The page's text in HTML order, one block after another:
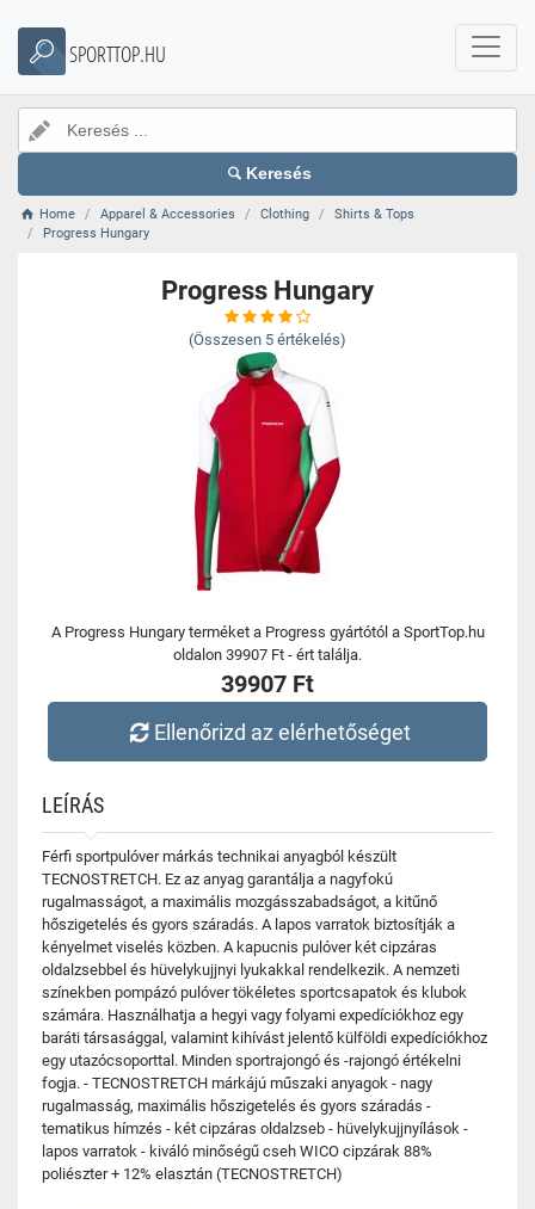
SPORTTOP.HU
Keresés
Home Apparel & Accessories Clothing
Shirts & Tops
Progress Hungary
Progress Hungary
(Összesen 5 értékelés)
A Progress Hungary terméket a Progress gyártótól a SportTop.hu
oldalon 39907 Ft - ért találja.
39907 Ft
Ellenőrizd az elérhetőséget
LEÍRÁS
Férfi sportpulóver márkás technikai anyagból készült
TECNOSTRETCH. Ez az anyag garantálja a nagyfokú
rugalmasságot, a maximális mozgásszabadságot, a kitűnő
hőszigetelés és gyors száradás. A lapos varratok biztosítják a
kényelmet viselés közben. A kapucnis pulóver két cipzáras
oldalzsebbel és hüvelykujjnyi lyukakkal rendelkezik. A nemzeti
színekben pompázó pulóver tökéletes sportcsapatok és klubok
számára. Használhatja a hegyi vagy folyami expedíciókhoz egy
baráti társasággal, valamint kihívást jelentő külföldi expedíciókhoz
egy utazócsoporttal. Minden sportrajongó és -rajongó értékelni
fogja. - TECNOSTRETCH márkájú műszaki anyagok - nagy
rugalmasság, maximális hőszigetelés és gyors száradás -
tematikus hímzés - két cipzáras oldalzseb - hüvelykujjnyílások -
lapos varratok - kiváló minőségű cseh WICO cipzárak 88%
poliészter + 12% elasztán (TECNOSTRETCH)